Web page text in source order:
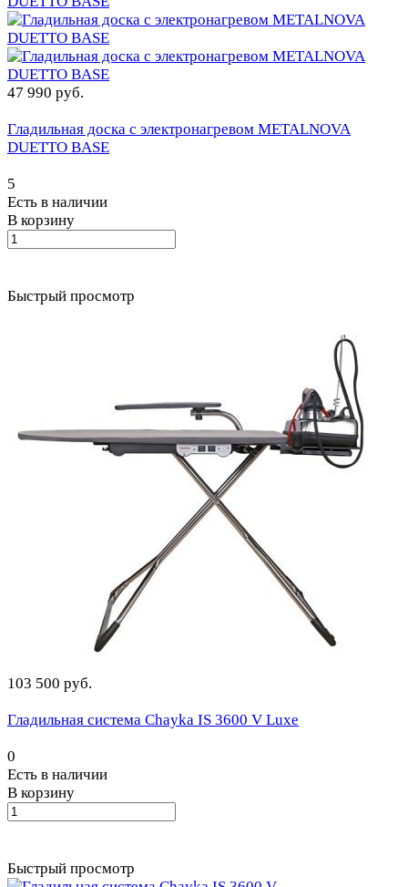
47 990 руб.
Гладильная доска с электронагревом METALNOVA
DUETTO BASE
5
Есть в наличии
В корзину
Быстрый просмотр
103 500 руб.
Гладильная система Chayka IS 3600 V Luxe
0
Есть в наличии
В корзину
Быстрый просмотр